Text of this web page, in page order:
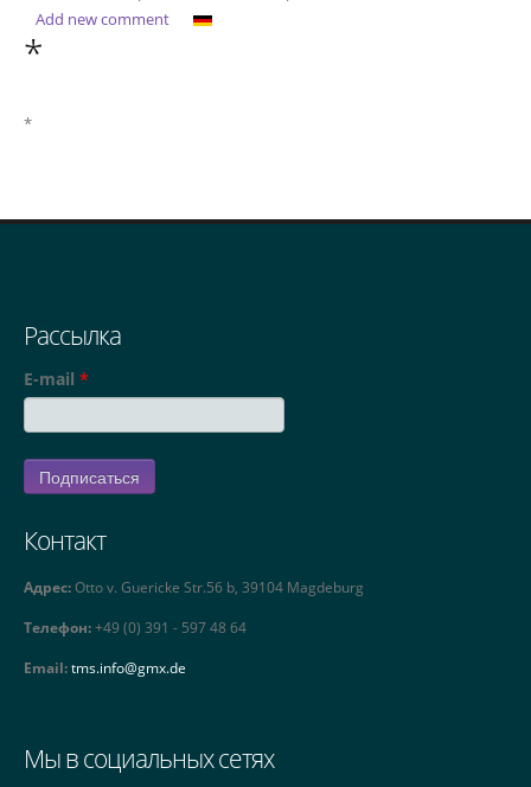
Add new comment
*
*
Рассылка
E-mail *
Контакт
Адрес:Otto v. Guericke Str.56 b, 39104 Magdeburg
Телефон:+49 (0) 391 - 597 48 64
Email:tms.info@gmx.de
Мы в социальных сетях